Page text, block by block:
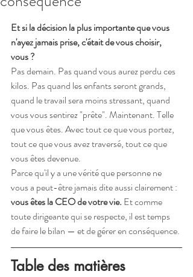
Et si la décision la plus importante que vous
n'ayez jamais prise, c'était de vous choisir,
vous ?
Pas demain. Pas quand vous aurez perdu ces
kilos. Pas quand les enfants seront grands,
quand le travail sera moins stressant, quand
vous vous sentirez "prête". Maintenant. Telle
que vous êtes. Avec tout ce que vous portez,
tout ce que vous avez traversé, tout ce que
vous êtes devenue.
Parce qu'il y a une vérité que personne ne
vous a peut-être jamais dite aussi clairement :
vous êtes la CEO de votre vie. Et comme
toute dirigeante qui se respecte, il est temps
de faire le bilan — et de gérer en conséquence.
Table des matières